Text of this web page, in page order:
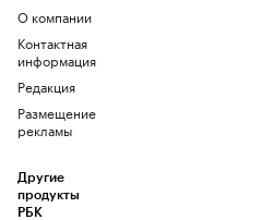
О компании
Контактная
информация
Редакция
Размещение
рекламы
Другие
продукты
РБК